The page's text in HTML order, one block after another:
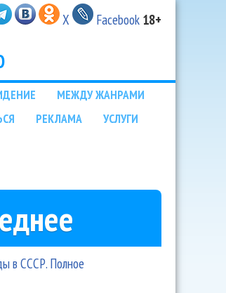
X Facebook 18+
МЕЖДУ ЖАНРАМИ
РЕКЛАМА
УСЛУГИ
в СССР. Полное